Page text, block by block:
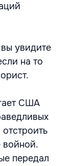
увидите
на то
США
войной.
передал